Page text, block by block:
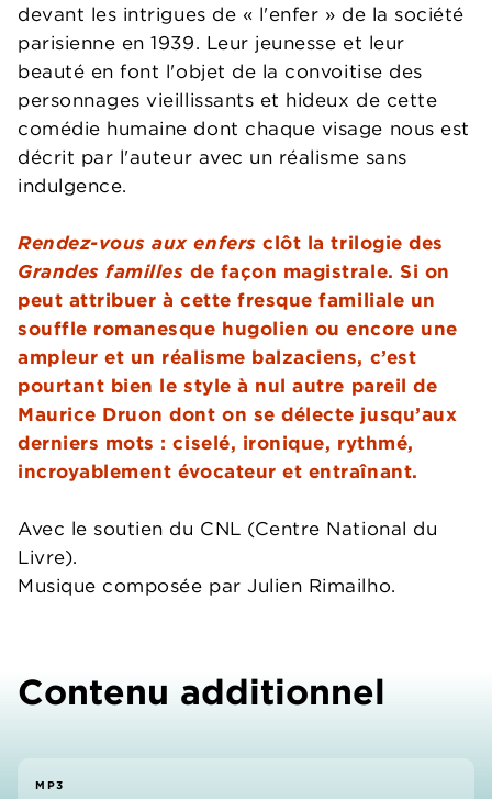
devant les intrigues de « l'enfer » de la société
parisienne en 1939. Leur jeunesse et leur
beauté en font l'objet de la convoitise des
personnages vieillissants et hideux de cette
comédie humaine dont chaque visage nous est
décrit par l'auteur avec un réalisme sans
indulgence.
Rendez-vous aux enfers clôt la trilogie des
Grandes familles de façon magistrale. Si on
peut attribuer à cette fresque familiale un
souffle romanesque hugolien ou encore une
ampleur et un réalisme balzaciens, c’est
pourtant bien le style à nul autre pareil de
Maurice Druon dont on se délecte jusqu’aux
derniers mots : ciselé, ironique, rythmé,
incroyablement évocateur et entraînant.
Avec le soutien du CNL (Centre National du
Livre).
Musique composée par Julien Rimailho.
Contenu additionnel
MP3